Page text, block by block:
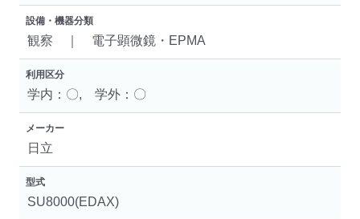
設備・機器分類
観察 ｜ 電子顕微鏡・EPMA
利用区分
学内：〇, 学外：〇
メーカー
日立
型式
SU8000(EDAX)